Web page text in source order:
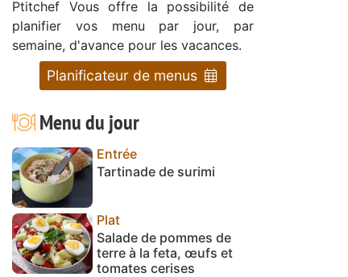
Ptitchef Vous offre la possibilité de
planifier vos menu par jour, par
semaine, d'avance pour les vacances.
Planificateur de menus
Menu du jour
Entrée
Tartinade de surimi
Plat
Salade de pommes de
terre à la feta, œufs et
tomates cerises